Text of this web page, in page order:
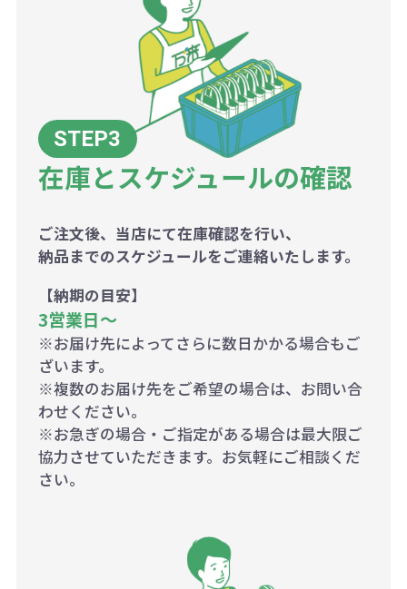
在庫とスケジュールの確認
ご注文後、当店にて在庫確認を行い、
納品までのスケジュールをご連絡いたします。
【納期の目安】
3営業日〜
※お届け先によってさらに数日かかる場合もご
ざいます。
※複数のお届け先をご希望の場合は、お問い合
わせください。
※お急ぎの場合・ご指定がある場合は最大限ご
協力させていただきます。お気軽にご相談くだ
さい。